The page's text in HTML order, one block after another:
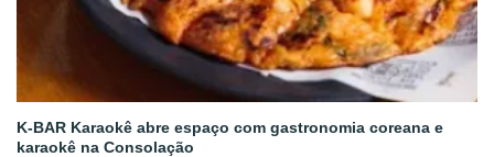
K-BAR Karaokê abre espaço com gastronomia coreana e
karaokê na Consolação